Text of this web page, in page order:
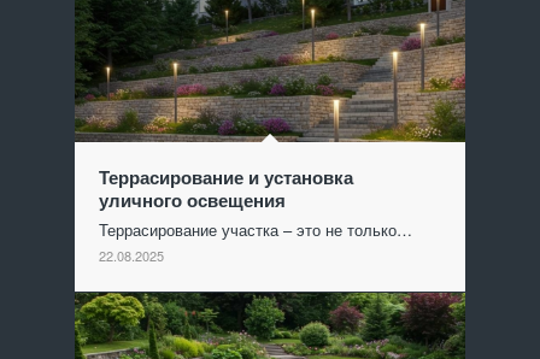
Террасирование и установка
уличного освещения
Террасирование участка – это не только…
22.08.2025